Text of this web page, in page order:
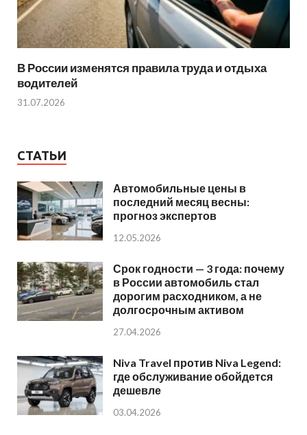
В России изменятся правила труда и отдыха
водителей
31.07.2026
СТАТЬИ
Автомобильные цены в
последний месяц весны:
прогноз экспертов
12.05.2026
Срок годности — 3 года: почему
в России автомобиль стал
дорогим расходником, а не
долгосрочным активом
27.04.2026
Niva Travel против Niva Legend:
где обслуживание обойдется
дешевле
03.04.2026